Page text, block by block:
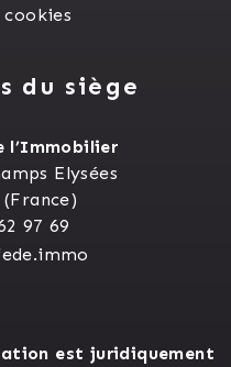
cookies
du siège
l’Immobilier
Elysées
97 69
est juridiquement